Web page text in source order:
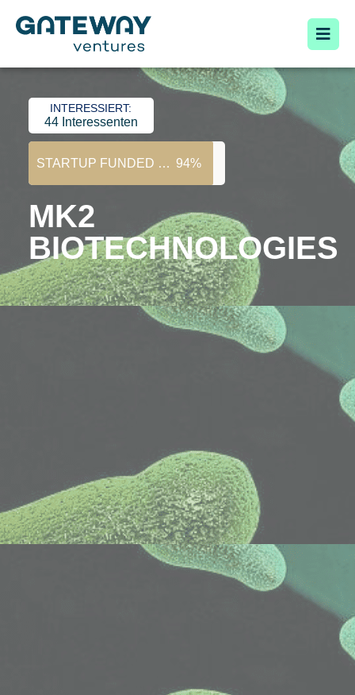
INTERESSIERT:
44 Interessenten
STARTUP FUNDED ZU: 94%
MK2
BIOTECHNOLOGIES